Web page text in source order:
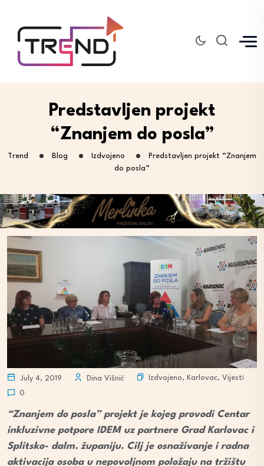
Predstavljen projekt
“Znanjem do posla”
Trend Blog Izdvojeno
Predstavljen projekt “Znanjem
do posla”
July 4, 2019 Dina Višnić Izdvojeno, Karlovac, Vijesti
0
“Znanjem do posla” projekt je kojeg provodi Centar
inkluzivne potpore IDEM uz partnere Grad Karlovac i
Splitsko- dalm. županiju. Cilj je osnaživanje i radna
aktivacija osoba u nepovoljnom položaju na tržištu